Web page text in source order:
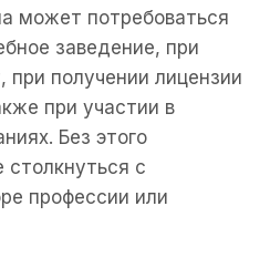
может потребоваться
заведение, при
при получении лицензии
при участии в
Без этого
с
профессии или